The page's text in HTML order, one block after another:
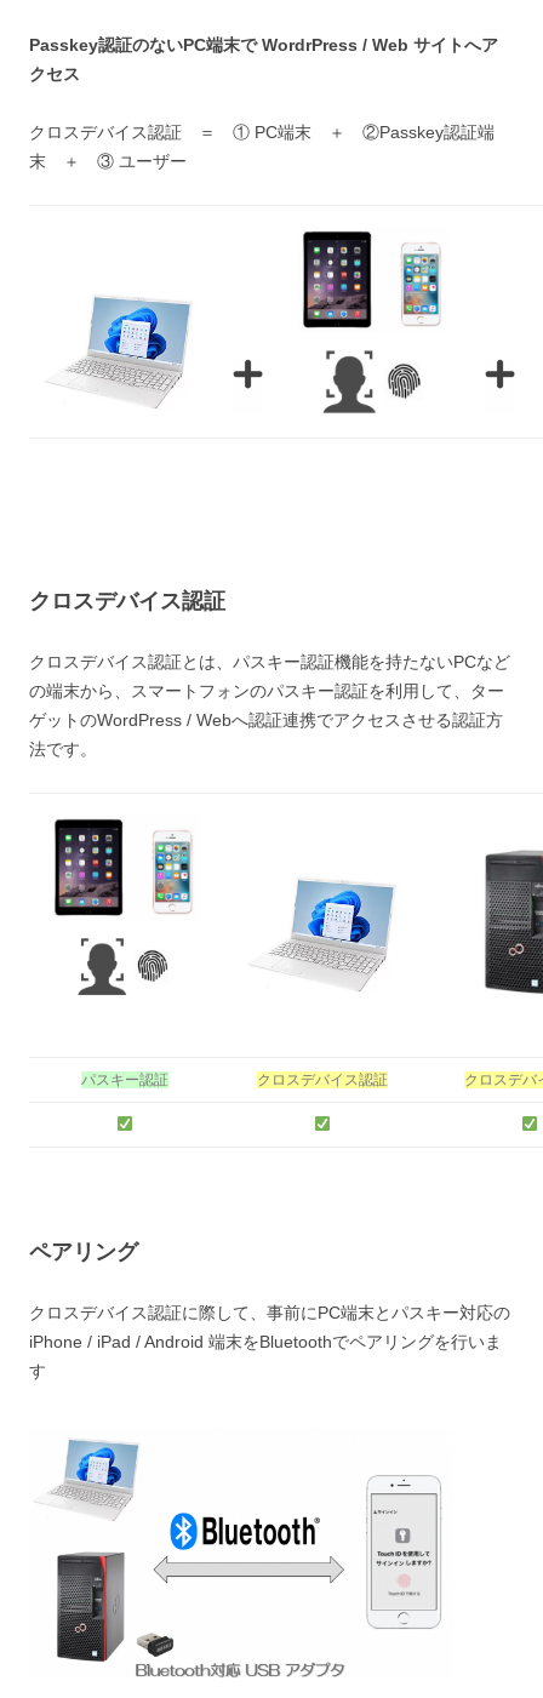
Passkey認証のないPC端末で WordrPress / Web サイトへア
クセス
クロスデバイス認証 ＝ ① PC端末 ＋ ②Passkey認証端
末 ＋ ③ ユーザー
クロスデバイス認証
クロスデバイス認証とは、パスキー認証機能を持たないPCなど
の端末から、スマートフォンのパスキー認証を利用して、ター
ゲットのWordPress / Webへ認証連携でアクセスさせる認証方
法です。
パスキー認証 クロスデバイス認証 クロスデバ
ペアリング
クロスデバイス認証に際して、事前にPC端末とパスキー対応の
iPhone / iPad / Android 端末をBluetoothでペアリングを行いま
す